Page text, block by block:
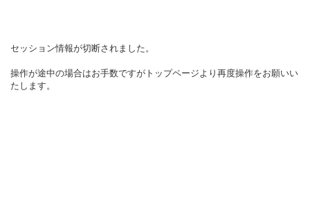
セッション情報が切断されました。
操作が途中の場合はお手数ですがトップページより再度操作をお願いい
たします。